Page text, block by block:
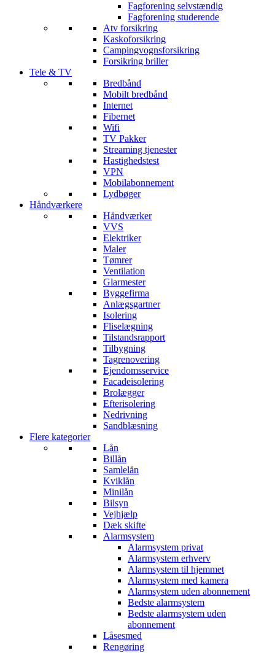
Fagforening selvstændig
Fagforening studerende
Atv forsikring
Kaskoforsikring
Campingvognsforsikring
Forsikring briller
Tele & TV
Bredbånd
Mobilt bredbånd
Internet
Fibernet
Wifi
TV Pakker
Streaming tjenester
Hastighedstest
VPN
Mobilabonnement
Lydbøger
Håndværkere
Håndværker
VVS
Elektriker
Maler
Tømrer
Ventilation
Glarmester
Byggefirma
Anlægsgartner
Isolering
Fliselægning
Tilstandsrapport
Tilbygning
Tagrenovering
Ejendomsservice
Facadeisolering
Brolægger
Efterisolering
Nedrivning
Sandblæsning
Flere kategorier
Lån
Billån
Samlelån
Kviklån
Minilån
Bilsyn
Vejhjælp
Dæk skifte
Alarmsystem
Alarmsystem privat
Alarmsystem erhverv
Alarmsystem til hjemmet
Alarmsystem med kamera
Alarmsystem uden abonnement
Bedste alarmsystem
Bedste alarmsystem uden
abonnement
Låsesmed
Rengøring